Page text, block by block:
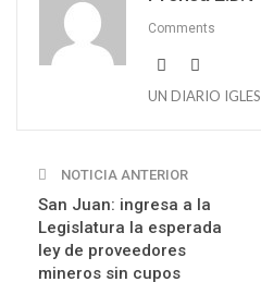
Comments
UN DIARIO
NOTICIA ANTERIOR
San Juan: ingresa a la
Legislatura la esperada
ley de proveedores
mineros sin cupos